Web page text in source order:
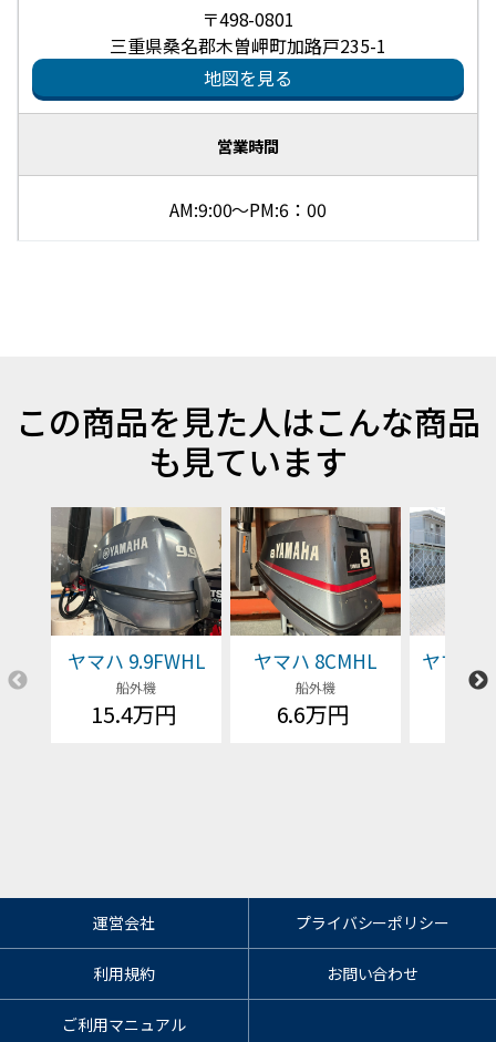
〒498-0801
三重県桑名郡木曽岬町加路戸235-1
地図を見る
営業時間
AM:9:00～PM:6：00
この商品を見た人はこんな商品
も見ています
ヤマハ 9.9FWHL
船外機
15.4万円
ヤマハ 8CMHL
船外機
6.6万円
ヤマハ
船
運営会社 プライバシーポリシー
利用規約 お問い合わせ
ご利用マニュアル